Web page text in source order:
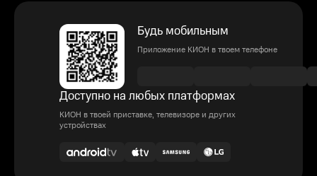
Будь мобильным
Приложение КИОН в твоем телефоне
Доступно на любых платформах
КИОН в твоей приставке, телевизоре и других
устройствах